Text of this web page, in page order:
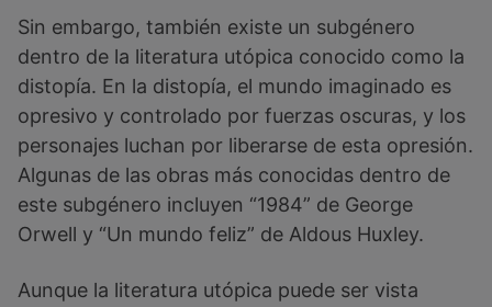
Sin embargo, también existe un subgénero
dentro de la literatura utópica conocido como la
distopía. En la distopía, el mundo imaginado es
opresivo y controlado por fuerzas oscuras, y los
personajes luchan por liberarse de esta opresión.
Algunas de las obras más conocidas dentro de
este subgénero incluyen “1984” de George
Orwell y “Un mundo feliz” de Aldous Huxley.
Aunque la literatura utópica puede ser vista